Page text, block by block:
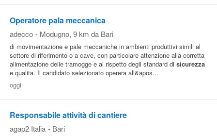
Operatore pala meccanica
adecco - Modugno, 9 km da Bari
di movimentazione e pale meccaniche in ambienti produttivi simili al
settore di riferimento o a cave, con particolare attenzione alla corretta
alimentazione delle tramogge e al rispetto degli standard di sicurezza
e qualita. Il candidato selezionato operera all&apos...
oggi
Responsabile attività di cantiere
agap2 Italia - Bari